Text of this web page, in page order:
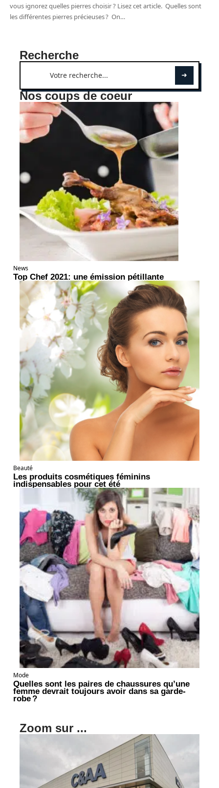
vous ignorez quelles pierres choisir ? Lisez cet article. Quelles sont
les différentes pierres précieuses ? On…
Recherche
Nos coups de coeur
News
Top Chef 2021: une émission pétillante
Beauté
Les produits cosmétiques féminins
indispensables pour cet été
Mode
Quelles sont les paires de chaussures qu’une
femme devrait toujours avoir dans sa garde-
robe ?
Zoom sur ...